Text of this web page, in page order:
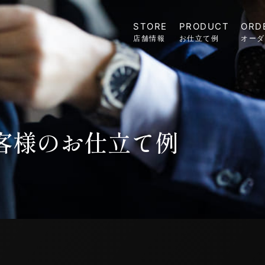
STORE
店舗情報
PRODUCT
お仕立て例 オー
様のお仕立て例